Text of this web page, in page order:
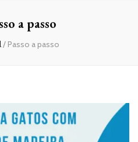
a passo
/ Passo a passo